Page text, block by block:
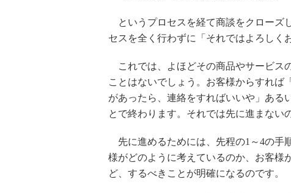
というプロセスを経て商談をクローズ
セスを全く行わずに「それではよろしく
これでは、よほどその商品やサービス
ことはないでしょう。お客様からすれば
があったら、連絡をすればいいや」ある
とで終わります。それでは先に進まない
先に進めるためには、先程の1～4の手
様がどのように考えているのか、お客
ど、するべきことが明確になるのです。